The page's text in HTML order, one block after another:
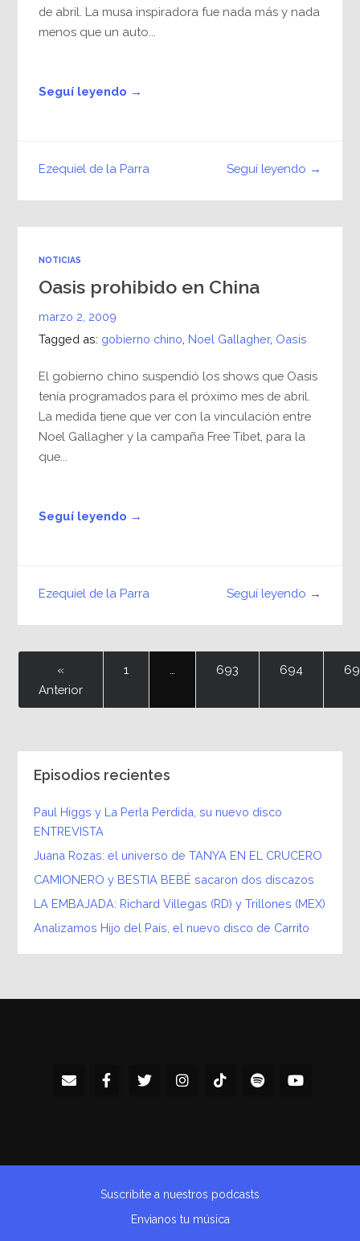
de abril. La musa inspiradora fue nada más y nada
menos que un auto...
Seguí leyendo →
Seguí leyendo →
Ezequiel de la Parra
NOTICIAS
Oasis prohibido en China
marzo 2, 2009
Tagged as: gobierno chino Noel Gallagher, Oasis
El gobierno chino suspendió los shows que Oasis
tení­a programados para el próximo mes de abril.
La medida tiene que ver con la vinculación entre
Noel Gallagher y la campaña Free Tibet, para la
que...
Seguí leyendo →
Seguí leyendo →
Ezequiel de la Parra
«
Anterior
1 693 694
Episodios recientes
Paul Higgs y La Perla Perdida, su nuevo disco
ENTREVISTA
Juana Rozas: el universo de TANYA EN EL CRUCERO
CAMIONERO y BESTIA BEBÉ sacaron dos discazos
LA EMBAJADA: Richard Villegas (RD) y Trillones (MEX)
Analizamos Hijo del País, el nuevo disco de Carrito
Suscribite a nuestros podcasts
Envianos tu música